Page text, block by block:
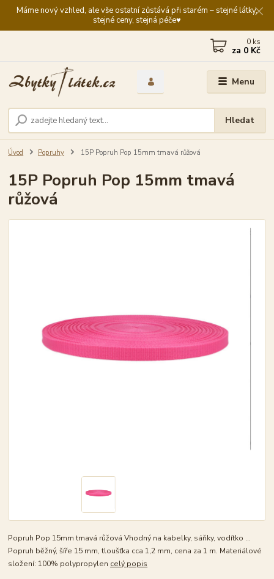
Máme nový vzhled, ale vše ostatní zůstává při starém – stejné látky,
stejné ceny, stejná péče♥️
Menu
Hledat
0 ks
za 0 Kč
Úvod Popruhy 15P Popruh Pop 15mm tmavá růžová
15P Popruh Pop 15mm tmavá
růžová
Popruh Pop 15mm tmavá růžová Vhodný na kabelky, sáňky, vodítko ...
Popruh běžný, šíře 15 mm, tloušťka cca 1,2 mm, cena za 1 m. Materiálové
složení: 100% polypropylen celý popis